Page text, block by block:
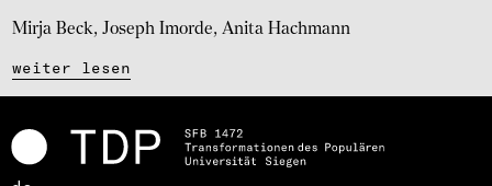
Mirja Beck Joseph Imorde Anita Hachmann
weiter lesen